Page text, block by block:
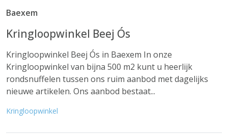
Baexem
Kringloopwinkel Beej Ós
Kringloopwinkel Beej Ós in Baexem In onze
Kringloopwinkel van bijna 500 m2 kunt u heerlijk
rondsnuffelen tussen ons ruim aanbod met dagelijks
nieuwe artikelen. Ons aanbod bestaat...
Kringloopwinkel